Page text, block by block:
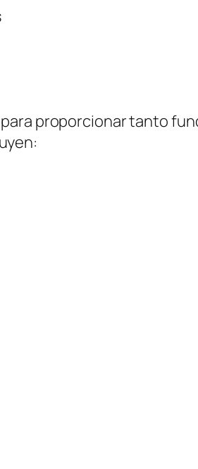
proporcionar tanto